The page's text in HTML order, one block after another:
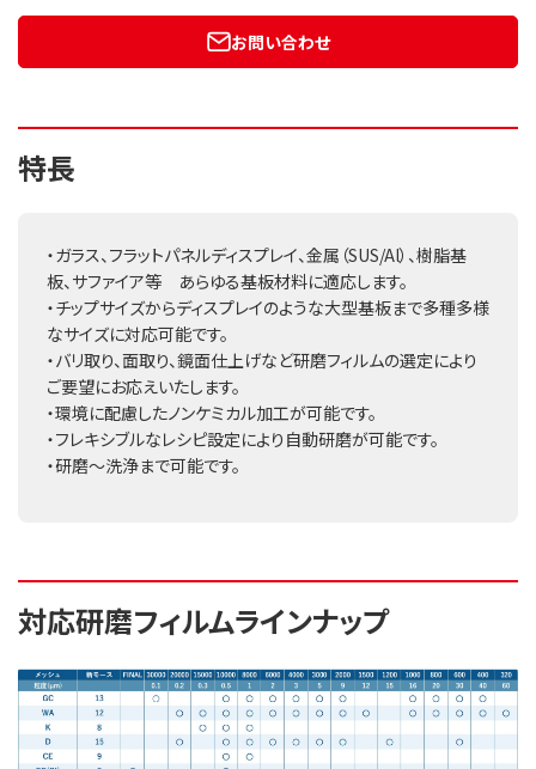
お問い合わせ
特長
・ガラス、フラットパネルディスプレイ、金属（SUS/Al）、樹脂基
板、サファイア等 あらゆる基板材料に適応します。
・チップサイズからディスプレイのような大型基板まで多種多様
なサイズに対応可能です。
・バリ取り、面取り、鏡面仕上げなど研磨フィルムの選定により
ご要望にお応えいたします。
・環境に配慮したノンケミカル加工が可能です。
・フレキシブルなレシピ設定により自動研磨が可能です。
・研磨～洗浄まで可能です。
対応研磨フィルムラインナップ